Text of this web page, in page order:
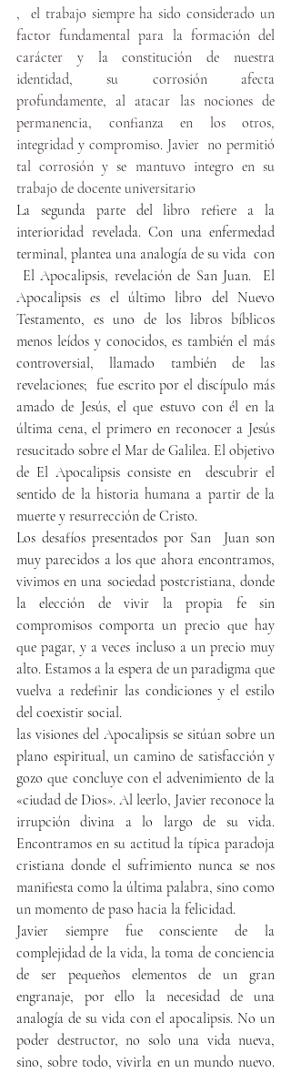
,  el trabajo siempre ha sido considerado un
factor fundamental para la formación del
carácter y la constitución de nuestra
identidad, su corrosión afecta
profundamente, al atacar las nociones de
permanencia, confianza en los otros,
integridad y compromiso. Javier  no permitió
tal corrosión y se mantuvo integro en su
trabajo de docente universitario
La segunda parte del libro refiere a la
interioridad revelada. Con una enfermedad
terminal, plantea una analogía de su vida  con
El Apocalipsis, revelación de San Juan.  El
Apocalipsis es el último libro del Nuevo
Testamento, es uno de los libros bíblicos
menos leídos y conocidos, es también el más
controversial, llamado también de las
revelaciones;  fue escrito por el discípulo más
amado de Jesús, el que estuvo con él en la
última cena, el primero en reconocer a Jesús
resucitado sobre el Mar de Galilea. El objetivo
de El Apocalipsis consiste en  descubrir el
sentido de la historia humana a partir de la
muerte y resurrección de Cristo.
Los desafíos presentados por San  Juan son
muy parecidos a los que ahora encontramos,
vivimos en una sociedad postcristiana, donde
la elección de vivir la propia fe sin
compromisos comporta un precio que hay
que pagar, y a veces incluso a un precio muy
alto. Estamos a la espera de un paradigma que
vuelva a redefinir las condiciones y el estilo
del coexistir social.
las visiones del Apocalipsis se sitúan sobre un
plano espiritual, un camino de satisfacción y
gozo que concluye con el advenimiento de la
«ciudad de Dios». Al leerlo, Javier reconoce la
irrupción divina a lo largo de su vida.
Encontramos en su actitud la típica paradoja
cristiana donde el sufrimiento nunca se nos
manifiesta como la última palabra, sino como
un momento de paso hacia la felicidad.
Javier siempre fue consciente de la
complejidad de la vida, la toma de conciencia
de ser pequeños elementos de un gran
engranaje, por ello la necesidad de una
analogía de su vida con el apocalipsis. No un
poder destructor, no solo una vida nueva,
sino, sobre todo, vivirla en un mundo nuevo.